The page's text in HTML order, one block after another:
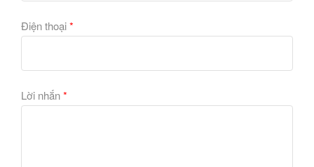
Điện thoại*
Lời nhắn*